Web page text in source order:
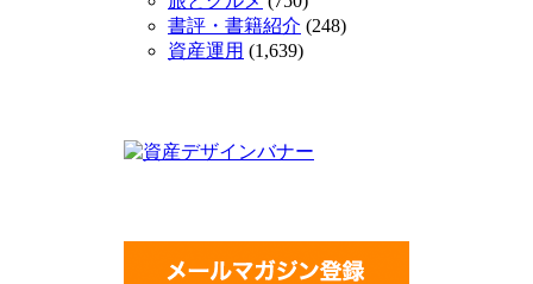
書評・書籍紹介 (248)
資産運用 (1,639)